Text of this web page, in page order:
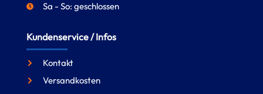
Sa - So: geschlossen
Kundenservice / Infos
Kontakt
Versandkosten